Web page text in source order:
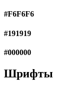
#F6F6F6
#191919
#000000
Шрифты